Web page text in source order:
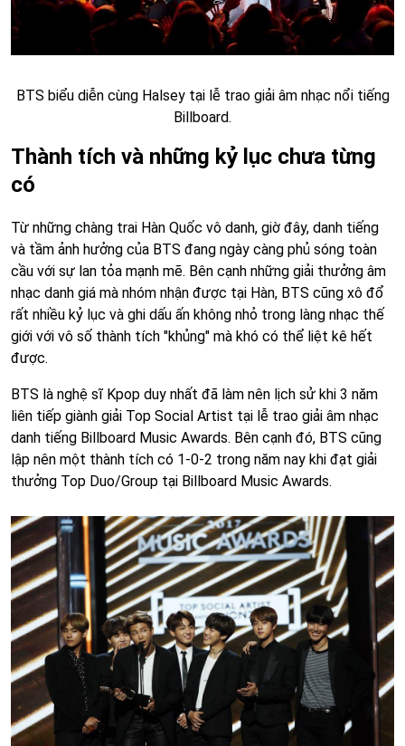
BTS biểu diễn cùng Halsey tại lễ trao giải âm nhạc nổi tiếng
Billboard.
Thành tích và những kỷ lục chưa từng
có
Từ những chàng trai Hàn Quốc vô danh, giờ đây, danh tiếng
và tầm ảnh hưởng của BTS đang ngày càng phủ sóng toàn
cầu với sự lan tỏa mạnh mẽ. Bên cạnh những giải thưởng âm
nhạc danh giá mà nhóm nhận được tại Hàn, BTS cũng xô đổ
rất nhiều kỷ lục và ghi dấu ấn không nhỏ trong làng nhạc thế
giới với vô số thành tích "khủng" mà khó có thể liệt kê hết
được.
BTS là nghệ sĩ Kpop duy nhất đã làm nên lịch sử khi 3 năm
liên tiếp giành giải Top Social Artist tại lễ trao giải âm nhạc
danh tiếng Billboard Music Awards. Bên cạnh đó, BTS cũng
lập nên một thành tích có 1-0-2 trong năm nay khi đạt giải
thưởng Top Duo/Group tại Billboard Music Awards.